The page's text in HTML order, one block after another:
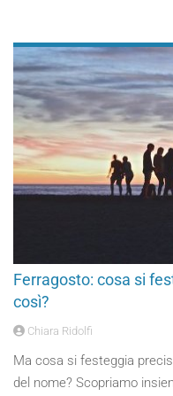
Ferragosto: cosa si
così?
Chiara Ridolfi
Ma cosa si festeggia
del nome? Scopriamo